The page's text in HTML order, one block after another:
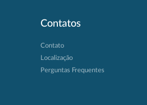
Contatos
Contato
Localização
Perguntas Frequentes